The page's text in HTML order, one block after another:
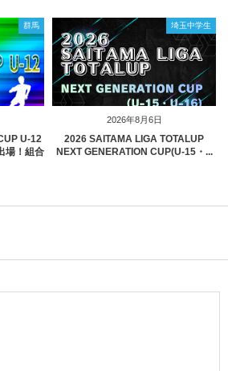
群馬
U-12
場！組合
2026年8月6日
埼玉中学生
2026 SAITAMA LIGA TOTALUP
NEXT GENERATION CUP(U-15・...